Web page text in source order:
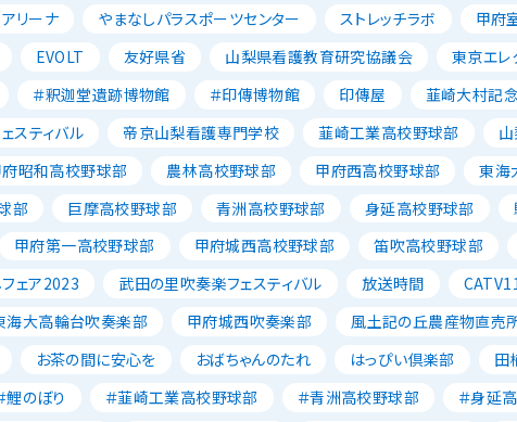
リーナ やまなしパラスポーツセンター ストレッチラボ
甲府
EVOLT 友好県省 山梨県看護教育研究協議会
東京エレ
＃釈迦堂遺跡博物館 ＃印傳博物館 印傳屋 韮崎大村記
スティバル 帝京山梨看護専門学校 韮崎工業高校野球部
昭和高校野球部 農林高校野球部 甲府西高校野球部
東海
部 巨摩高校野球部 青洲高校野球部 身延高校野球部
甲府第一高校野球部 甲府城西高校野球部 笛吹高校野球部
フェア2023 武田の里吹奏楽フェスティバル 放送時間
海大高輪台吹奏楽部 甲府城西吹奏楽部 風土記の丘農産物直売
お茶の間に安心を おばちゃんのたれ はっぴい倶楽部 田
鯉のぼり ＃韮崎工業高校野球部 ＃青洲高校野球部
＃身延